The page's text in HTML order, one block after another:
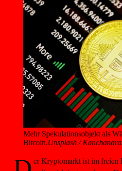
Mehr Spekulationsobjekt als
Bitcoin.Unsplash /
er Kryptomarkt ist im freien